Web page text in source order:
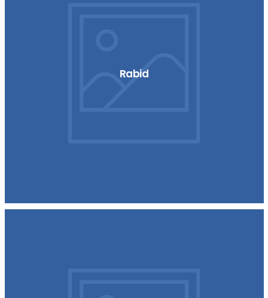
Rabid